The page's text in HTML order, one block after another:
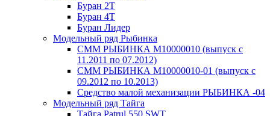
Буран 2Т
Буран 4Т
Буран Лидер
Модельный ряд Рыбинка
СММ РЫБИНКА M10000010 (выпуск с
11.2011 по 07.2012)
СММ РЫБИНКА M10000010-01 (выпуск с
09.2012 по 10.2013)
Средство малой механизации РЫБИНКА -04
Модельный ряд Тайга
Тайга Patrul 550 SWT